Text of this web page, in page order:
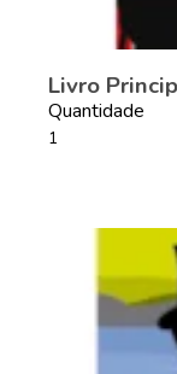
Livro
Quantidade